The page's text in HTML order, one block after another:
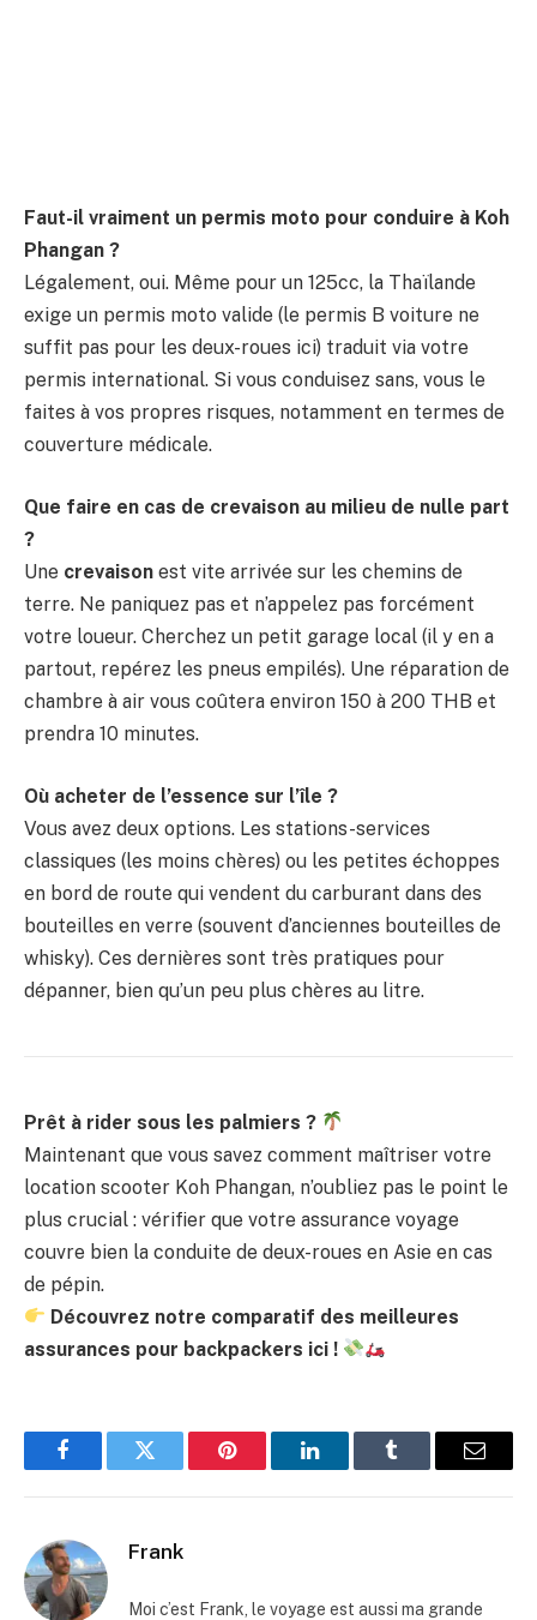
Faut-il vraiment un permis moto pour conduire à Koh
Phangan ?
Légalement, oui. Même pour un 125cc, la Thaïlande
exige un permis moto valide (le permis B voiture ne
suffit pas pour les deux-roues ici) traduit via votre
permis international. Si vous conduisez sans, vous le
faites à vos propres risques, notamment en termes de
couverture médicale.
Que faire en cas de crevaison au milieu de nulle part
?
Une crevaison est vite arrivée sur les chemins de
terre. Ne paniquez pas et n’appelez pas forcément
votre loueur. Cherchez un petit garage local (il y en a
partout, repérez les pneus empilés). Une réparation de
chambre à air vous coûtera environ 150 à 200 THB et
prendra 10 minutes.
Où acheter de l’essence sur l’île ?
Vous avez deux options. Les stations-services
classiques (les moins chères) ou les petites échoppes
en bord de route qui vendent du carburant dans des
bouteilles en verre (souvent d’anciennes bouteilles de
whisky). Ces dernières sont très pratiques pour
dépanner, bien qu’un peu plus chères au litre.
Prêt à rider sous les palmiers ?
Maintenant que vous savez comment maîtriser votre
location scooter Koh Phangan, n’oubliez pas le point le
plus crucial : vérifier que votre assurance voyage
couvre bien la conduite de deux-roues en Asie en cas
de pépin.
Découvrez notre comparatif des meilleures
assurances pour backpackers ici !
FacebookTwitter Pinterest LinkedInTumblr Email
Frank
Moi c’est Frank, le voyage est aussi ma grande